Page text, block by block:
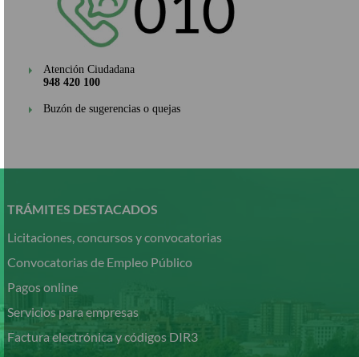
Atención Ciudadana
948 420 100
Buzón de sugerencias o quejas
contenido
TRÁMITES DESTACADOS
Licitaciones, concursos y convocatorias
Convocatorias de Empleo Público
Pagos online
Servicios para empresas
Factura electrónica y códigos DIR3